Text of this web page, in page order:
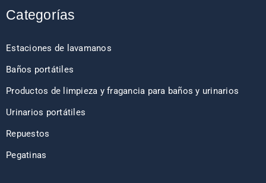
Categorías
Estaciones de lavamanos
Baños portátiles
Productos de limpieza y fragancia para baños y urinarios
Urinarios portátiles
Repuestos
Pegatinas